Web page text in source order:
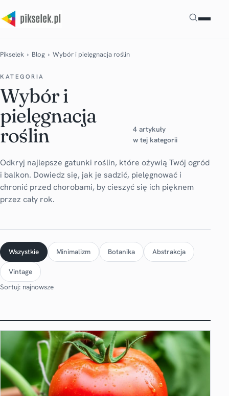
Szukaj
Pikselek › Blog › Wybór i pielęgnacja roślin
KATEGORIA
Wybór i
pielęgnacja
roślin
4 artykuły
w tej kategorii
Odkryj najlepsze gatunki roślin, które ożywią Twój ogród
i balkon. Dowiedz się, jak je sadzić, pielęgnować i
chronić przed chorobami, by cieszyć się ich pięknem
przez cały rok.
Wszystkie Minimalizm Botanika Abstrakcja
Vintage
Sortuj: najnowsze